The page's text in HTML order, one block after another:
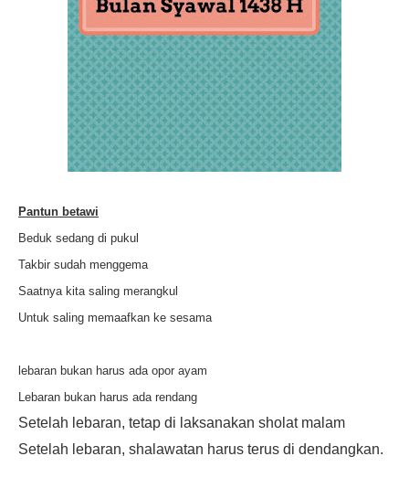
Pantun betawi
Beduk sedang di pukul
Takbir sudah menggema
Saatnya kita saling merangkul
Untuk saling memaafkan ke sesama
lebaran bukan harus ada opor ayam
Lebaran bukan harus ada rendang
Setelah lebaran, tetap di laksanakan sholat malam
Setelah lebaran, shalawatan harus terus di dendangkan.